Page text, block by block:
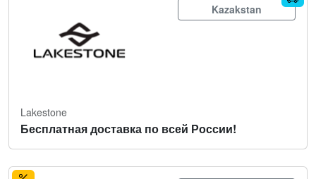
Kazakstan
Lakestone
Бесплатная доставка по всей России!